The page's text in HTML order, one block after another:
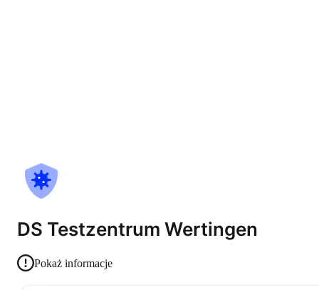
DS Testzentrum Wertingen
Pokaż informacje